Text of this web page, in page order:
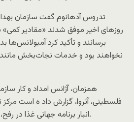
تدروس آدهانوم گفت سازمان
روزهای اخیر موفق شدند «مقادیر
برسانند و تأکید کرد
نخواهند بود و خدمات نجات‌بخش مانند
همزمان، آژانس امداد و کار
فلسطینی، آنروا، گزارش داد ه است
انبار برنامه جهانی غذا در رفح، غیرقابل دسترس شده‌اند.